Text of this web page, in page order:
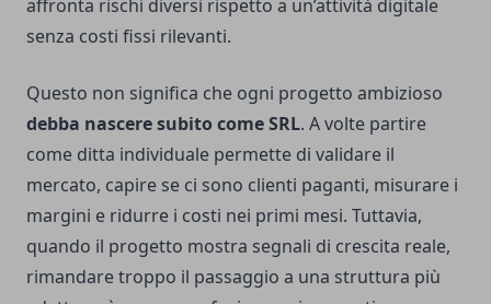
affronta rischi diversi rispetto a un’attività digitale
senza costi fissi rilevanti.
Questo non significa che ogni progetto ambizioso
debba nascere subito come SRL. A volte partire
come ditta individuale permette di validare il
mercato, capire se ci sono clienti paganti, misurare i
margini e ridurre i costi nei primi mesi. Tuttavia,
quando il progetto mostra segnali di crescita reale,
rimandare troppo il passaggio a una struttura più